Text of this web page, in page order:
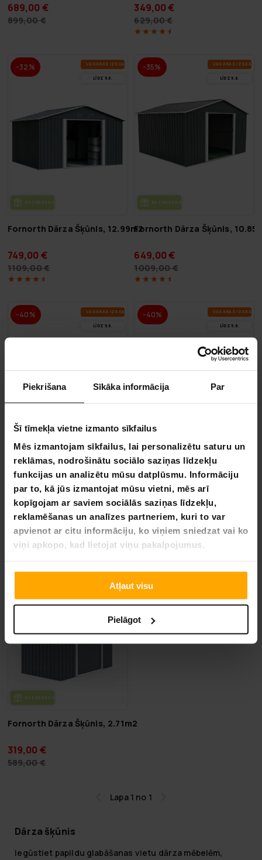
Piekrišana Sīkāka informācija Par
Šī tīmekļa vietne izmanto sīkfailus
Mēs izmantojam sīkfailus, lai personalizētu saturu un
reklāmas, nodrošinātu sociālo saziņas līdzekļu
funkcijas un analizētu mūsu datplūsmu. Informāciju
par to, kā jūs izmantojat mūsu vietni, mēs arī
kopīgojam ar saviem sociālās saziņas līdzekļu,
reklamēšanas un analīzes partneriem, kuri to var
apvienot ar citu informāciju, ko viņiem sniedzat vai ko
viņi apkopo, kad lietojat viņu pakalpojumus.
Atļaut visu
Pielāgot
689,00 €
899,00 €
349,00 €
629,00 €
-32% VA­SA­RAS IZ­SKA­ŅA
LĪDZ 9.8.
BEZ­MAK­SAS PIE­GĀ­DE
Fornorth Dārza Šķūnis, 12.99m2
749,00 €
1109,00 €
-35% VA­SA­RAS IZ­SKA­ŅA
LĪDZ 9.8.
BEZ­MAK­SAS PIE­GĀ­DE
Fornorth Dārza Šķūnis,
649,00 €
1009,00 €
-40% VA­SA­RAS IZ­SKA­ŅA
LĪDZ 9.8.
BEZ­MAK­SAS PIE­GĀ­DE
Fornorth dārza šķūnis, 8.84m2
539,00 €
909,00 €
-40% VA­SA­RAS IZ­SKA­ŅA
LĪDZ 9.8.
BEZ­MAK­SAS PIE­GĀ­DE
Fornorth Dārza Šķūnis,
479,00 €
809,00 €
LĪDZ 9.8.
BEZ­MAK­SAS PIE­GĀ­DE
Fornorth Dārza Šķūnis, 2.71m2
319,00 €
589,00 €
Lapa 1 no 1
Dārza šķūnis
Iegūstiet papildu glabāšanas vietu dārza mēbelēm,